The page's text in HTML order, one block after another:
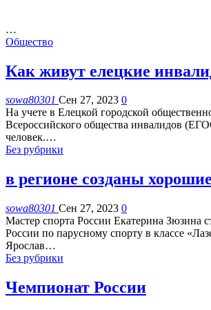
…
Общество
Как живут елецкие
sowa80301 Сен 27, 2023 0
На учете в Елецкой городской
Всероссийского общества инвалидов
человек.…
Без рубрики
в регионе созданы
sowa80301 Сен 27, 2023 0
Мастер спорта России Екатерина Зюзина
России по парусному спорту в классе
Ярослав…
Без рубрики
Чемпионат России